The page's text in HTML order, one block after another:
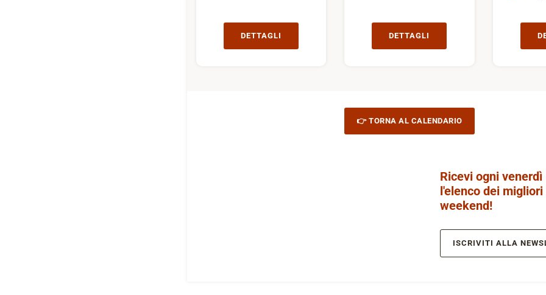
DETTAGLI DETTAGLI
👉 TORNA AL CALENDARIO
Ricevi ogni venerdì
l'elenco dei
weekend!
ISCRIVITI ALLA